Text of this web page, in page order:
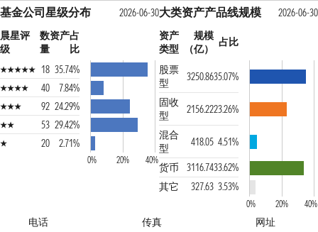
基金公司星级分布
2026-06-30
晨星评
级
数
量
资产占
比
18 35.74%
40
7.84%
92 24.29%
53 29.42%
20
2.71%
0% 20% 40%
大类资产产品线规模
2026-06-30
资产
类型
规模
（亿）
占比
股票
型
3250.8635.07%
固收
型
2156.2223.26%
混合
型
418.05 4.51%
货币
3116.7433.62%
其它
327.63 3.53%
0% 20% 40%
电话
传真
网址